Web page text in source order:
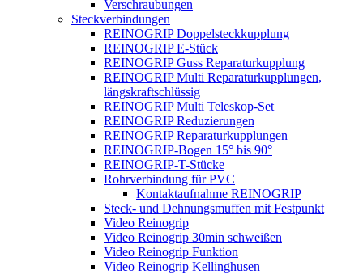
Verschrau­bungen
Steck­ver­bin­dungen
REINOGRIP Doppel­steck­kupplung
REINOGRIP E‑Stück
REINOGRIP Guss Reparaturkupplung
REINOGRIP Multi Repara­tur­kupp­lungen,
längskraftschlüssig
REINOGRIP Multi Teleskop-Set
REINOGRIP Reduzie­rungen
REINOGRIP Repara­tur­kupp­lungen
REINOGRIP-Bogen 15° bis 90°
REINOGRIP-T-Stücke
Rohrver­bindung für PVC
Kontakt­auf­nahme REINOGRIP
Steck- und Dehnungs­muffen mit Festpunkt
Video Reinogrip
Video Reinogrip 30min schweißen
Video Reinogrip Funktion
Video Reinogrip Kellinghusen